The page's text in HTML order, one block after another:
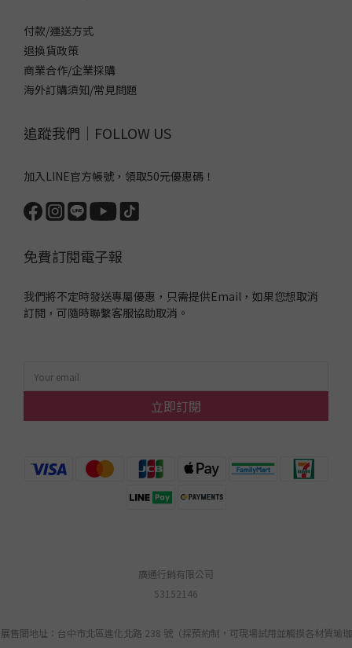
付款/運送方式
退換貨政策
商業合作/企業採購
海外訂購須知/常見問題
追蹤我們｜FOLLOW US
加入LINE官方帳號，領取50元優惠碼！
免費訂閱電子報
我們將不定時發送專屬優惠，只需提供Email，如果您想取消
訂閱，可隨時聯繫客服協助取消。
立即訂閱
廣通行銷有限公司
53152146
展售間地址：台中市北區進化北路 238 號（採預約制，可現場試用並觸摸各材質瑜珈